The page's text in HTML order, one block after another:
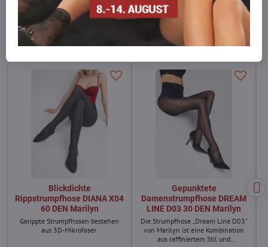
FacebookTwitterBlueskyPinterestReddit WhatsApp
Alternative Produkte
Blickdichte
Rippstrumpfhose DIANA X04
60 DEN Marilyn
Gerippte Strumpfhosen bestehen
aus 3D-Mikrofaser.
Gepunktete
Damenstrumpfhose DREAM
LINE D03 30 DEN Marilyn
Die Strumpfhose „Dream Line D03"
von Marilyn ist eine Kombination
aus raffiniertem Stil und